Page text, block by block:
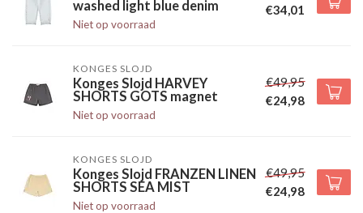
washed light blue denim
Niet op voorraad
€34,01
KONGES SLOJD
Konges Slojd HARVEY
SHORTS GOTS magnet
Niet op voorraad
€49,95
€24,98
KONGES SLOJD
Konges Slojd FRANZEN LINEN
SHORTS SEA MIST
Niet op voorraad
€49,95
€24,98